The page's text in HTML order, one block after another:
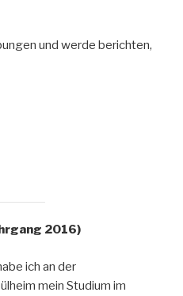
und werde berichten,
2016)
ich an der
mein Studium im